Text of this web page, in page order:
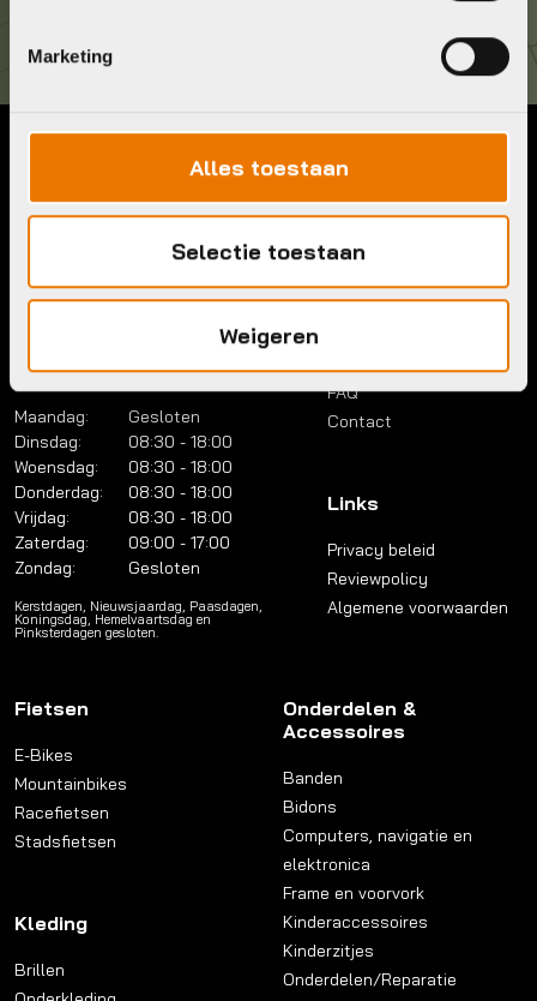
Marketing
Alles toestaan
Selectie toestaan
Weigeren
Telefoon:
036 5304422
info@bykestore.nl
Brouwerstraat 8B
1315 BP Almere
Openingstijden
Maandag:
Gesloten
Dinsdag:
08:30 - 18:00
Woensdag:
08:30 - 18:00
Donderdag:
08:30 - 18:00
Vrijdag:
08:30 - 18:00
Zaterdag:
09:00 - 17:00
Zondag:
Gesloten
Kerstdagen, Nieuwsjaardag, Paasdagen,
Koningsdag, Hemelvaartsdag en
Pinksterdagen gesloten.
Menu
Account
Lease a bike
Over ons
FAQ
Contact
Links
Privacy beleid
Reviewpolicy
Algemene voorwaarden
Fietsen
E-Bikes
Mountainbikes
Racefietsen
Stadsfietsen
Kleding
Brillen
Onderdelen &
Accessoires
Banden
Bidons
Computers, navigatie en
elektronica
Frame en voorvork
Kinderaccessoires
Kinderzitjes
Onderdelen/Reparatie